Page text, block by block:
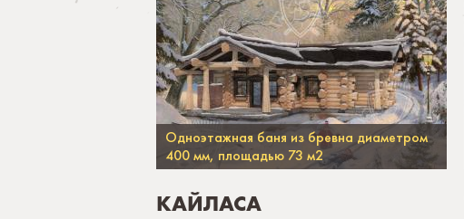
Одноэтажная баня из бревна диаметром
400 мм, площадью 73 м2
КАЙЛАСА